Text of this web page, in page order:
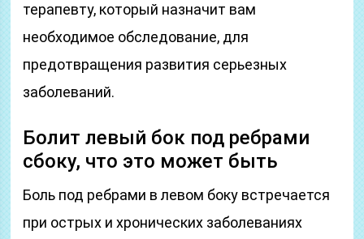
терапевту, который назначит вам
необходимое обследование, для
предотвращения развития серьезных
заболеваний.
Болит левый бок под ребрами
сбоку, что это может быть
Боль под ребрами в левом боку встречается
при острых и хронических заболеваниях